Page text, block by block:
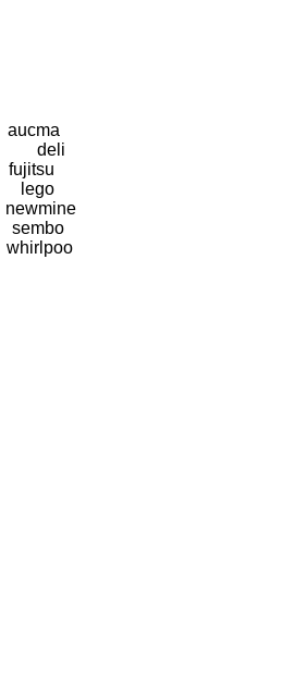
aucma
deli
fujitsu
lego
newmine
sembo
whirlpoo